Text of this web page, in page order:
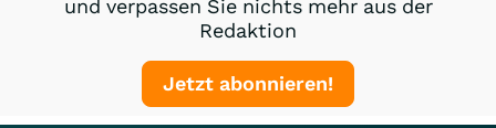
und verpassen Sie nichts mehr aus der
Redaktion
Jetzt abonnieren!